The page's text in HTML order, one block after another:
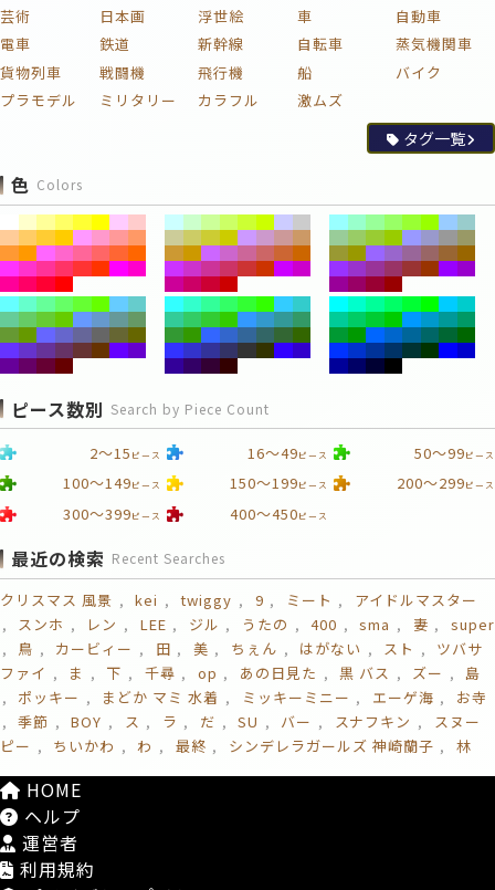
芸術
日本画 浮世絵 車
自動車
電車
鉄道 新幹線 自転車
蒸気機関車
貨物列車
戦闘機 飛行機 船
バイク
プラモデル
ミリタリー カラフル 激ムズ
タグ一覧
色 Colors
ピース数別 Search by Piece Count
2～15 ピース 16～49ピース 50～99ピース
100～149ピース 150～199ピース 200～299ピース
300～399ピース 400～450ピース
最近の検索 Recent Searches
クリスマス 風景 kei twiggy 9 ミート
アイドルマスター
スンホ
レン LEE ジル うたの 400 sma 妻
super
鳥
カービィー 田 美 ちぇん はがない スト
ツバサ
ファイ
ま 下 千尋 op あの日見た 黒 バス ズー
島
ポッキー
まどか マミ 水着 ミッキーミニー エーゲ海
お寺
季節
BOY ス ラ だ SU バー スナフキン
スヌー
ピー
ちいかわ わ 最終 シンデレラガールズ 神崎蘭子 林
HOME
ヘルプ
運営者
利用規約